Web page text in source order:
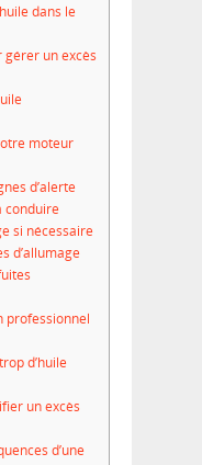
dans le
un excès
moteur
d’alerte
conduire
si nécessaire
d’allumage
professionnel
d’huile
un excès
d’une